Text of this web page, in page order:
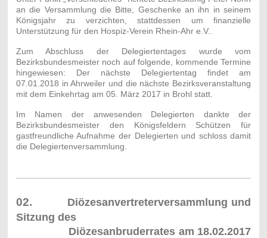
an die Versammlung die Bitte, Geschenke an ihn in seinem
Königsjahr zu verzichten, stattdessen um finanzielle
Unterstützung für den Hospiz-Verein Rhein-Ahr e.V..
Zum Abschluss der Delegiertentages wurde vom
Bezirksbundesmeister noch auf folgende, kommende Termine
hingewiesen: Der nächste Delegiertentag findet am
07.01.2018 in Ahrweiler und die nächste Bezirksveranstaltung
mit dem Einkehrtag am 05. März 2017 in Brohl statt.
Im Namen der anwesenden Delegierten dankte der
Bezirksbundesmeister den Königsfeldern Schützen für
gastfreundliche Aufnahme der Delegierten und schloss damit
die Delegiertenversammlung.
02. Diözesanvertreterversammlung und
Sitzung des
Diözesanbruderrates am 18.02.2017